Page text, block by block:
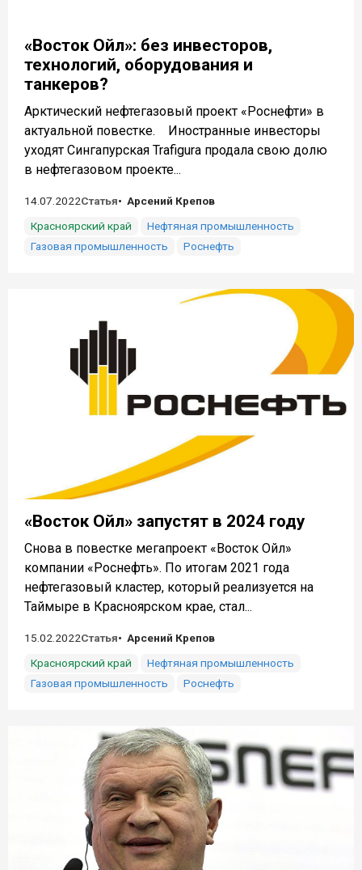
«Восток Ойл»: без инвесторов,
технологий, оборудования и
танкеров?
Арктический нефтегазовый проект «Роснефти» в
актуальной повестке. Иностранные инвесторы
уходят Сингапурская Trafigura продала свою долю
в нефтегазовом проекте...
14.07.2022Статья
Арсений Крепов
Красноярский край
Нефтяная промышленность
Газовая промышленность
Роснефть
«Восток Ойл» запустят в 2024 году
Снова в повестке мегапроект «Восток Ойл»
компании «Роснефть». По итогам 2021 года
нефтегазовый кластер, который реализуется на
Таймыре в Красноярском крае, стал...
15.02.2022Статья
Арсений Крепов
Красноярский край
Нефтяная промышленность
Газовая промышленность
Роснефть